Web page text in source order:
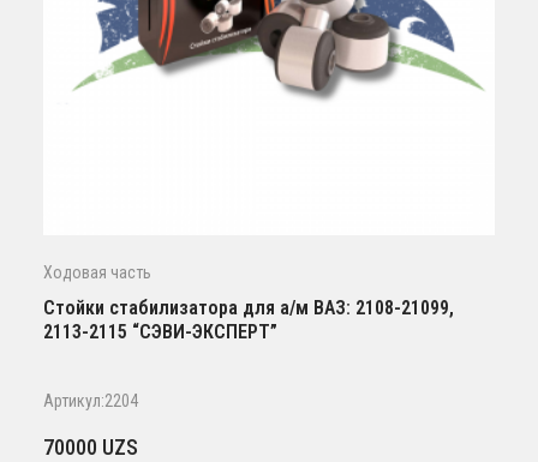
Ходовая часть
Стойки стабилизатора для а/м ВАЗ: 2108-21099,
2113-2115 “СЭВИ-ЭКСПЕРТ”
Артикул:2204
70000 UZS